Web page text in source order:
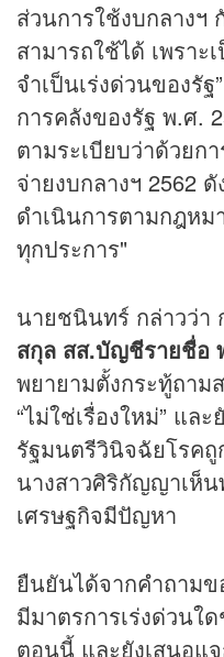
ส่วนการใช้งบกลางฯ
สามารถใช้ได้ เพราะ
จำเป็นเร่งด่วนของรั
การคลังของรัฐ พ.ศ.
ตามระเบียบว่าด้วยก
จ่ายงบกลางฯ 2562
ดำเนินการตามกฎหม
ทุกประการ"
นายชนินทร์ กล่าวว่า
สกุล สส.บัญชีรายชื่อ
พยายามตั้งกระทู้ถา
“ไม่ใช่เรื่องใหม่” แล
รัฐมนตรีวินิจฉัยโรคถู
นางสาวศิริกัญญาเห็
เศรษฐกิจมีปัญหา
ยืนยันได้จากคำถาม
มีมาตรการเร่งด่วนใ
ตอนนี้ และยังเสนอแ